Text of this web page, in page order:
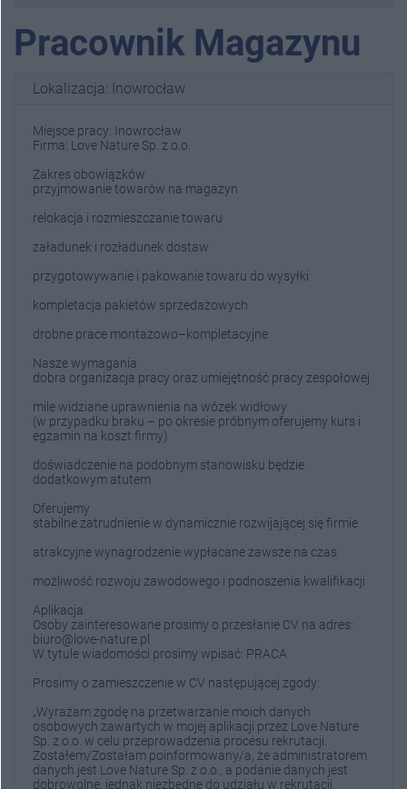
Pracownik Magazynu
Lokalizacja: Inowrocław
Miejsce pracy: Inowrocław
Firma: Love Nature Sp. z o.o.
Zakres obowiązków
przyjmowanie towarów na magazyn
relokacja i rozmieszczanie towaru
załadunek i rozładunek dostaw
przygotowywanie i pakowanie towaru do wysyłki
kompletacja pakietów sprzedażowych
drobne prace montażowo–kompletacyjne
Nasze wymagania
dobra organizacja pracy oraz umiejętność pracy zespołowej
mile widziane uprawnienia na wózek widłowy
(w przypadku braku – po okresie próbnym oferujemy kurs i
egzamin na koszt firmy)
doświadczenie na podobnym stanowisku będzie
dodatkowym atutem
Oferujemy
stabilne zatrudnienie w dynamicznie rozwijającej się firmie
atrakcyjne wynagrodzenie wypłacane zawsze na czas
możliwość rozwoju zawodowego i podnoszenia kwalifikacji
Aplikacja
Osoby zainteresowane prosimy o przesłanie CV na adres:
biuro@love-nature.pl
W tytule wiadomości prosimy wpisać: PRACA
Prosimy o zamieszczenie w CV następującej zgody:
„Wyrażam zgodę na przetwarzanie moich danych
osobowych zawartych w mojej aplikacji przez Love Nature
Sp. z o.o. w celu przeprowadzenia procesu rekrutacji.
Zostałem/Zostałam poinformowany/a, że administratorem
danych jest Love Nature Sp. z o.o., a podanie danych jest
dobrowolne, jednak niezbędne do udziału w rekrutacji.